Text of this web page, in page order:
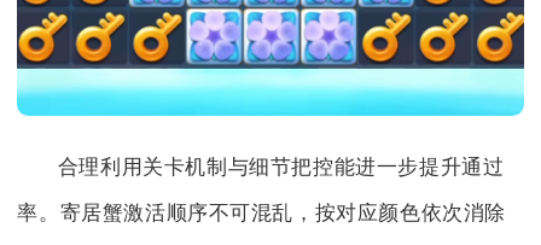
合理利用关卡机制与细节把控能进一步提升通过
率。寄居蟹激活顺序不可混乱，按对应颜色依次消除